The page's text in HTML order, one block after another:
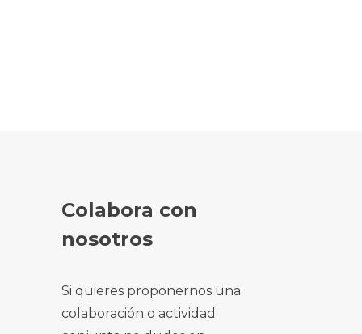
Colabora con
nosotros
Si quieres proponernos una
colaboración o actividad